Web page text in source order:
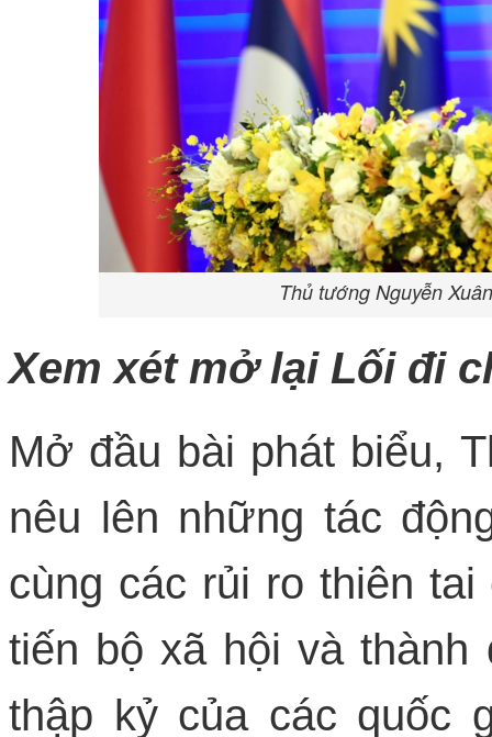
Thủ tướng Nguyễn
Xem xét mở lại Lối đi
Mở đầu bài phát biểu,
nêu lên những tác
cùng các rủi ro thiên tai
tiến bộ xã hội và thành
thập kỷ của các quốc